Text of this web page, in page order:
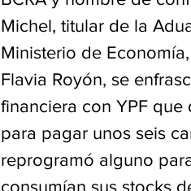
Michel, titular de la
Ministerio de
Flavia Royón, se
financiera con YPF
para pagar unos seis
reprogramó alguno
consumían sus stocks